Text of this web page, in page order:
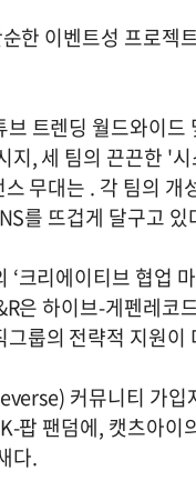
한 이벤트성 프로젝
트렌딩 월드와이
지, 세 팀의 끈끈한 '
무대는 . 각 팀의
를 뜨겁게 달구고 있
크리에이티브 협업
은 하이브-게펜레코
룹의 전략적 지원
커뮤니티 가
팝 팬덤에, 캣츠아
다.